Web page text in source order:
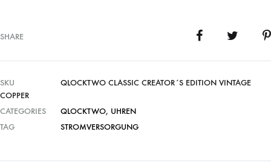
SHARE
SKU
QLOCKTWO CLASSIC CREATOR´S EDITION VINTAGE
COPPER
CATEGORIES
QLOCKTWO, UHREN
TAG
STROMVERSORGUNG